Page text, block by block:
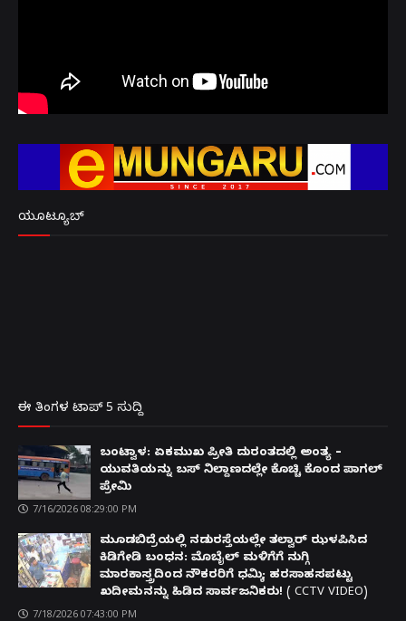
ಯೂಟ್ಯೂಬ್
ಈ ತಿಂಗಳ ಟಾಪ್ 5 ಸುದ್ದಿ
ಬಂಟ್ವಾಳ: ಏಕಮುಖ ಪ್ರೀತಿ ದುರಂತದಲ್ಲಿ ಅಂತ್ಯ –
ಯುವತಿಯನ್ನು ಬಸ್ ನಿಲ್ದಾಣದಲ್ಲೇ ಕೊಚ್ಚಿ ಕೊಂದ ಪಾಗಲ್
ಪ್ರೇಮಿ
7/16/2026 08:29:00 PM
ಮೂಡಬಿದ್ರೆಯಲ್ಲಿ ನಡುರಸ್ತೆಯಲ್ಲೇ ತಲ್ವಾರ್ ಝಳಪಿಸಿದ
ಕಿಡಿಗೇಡಿ ಬಂಧನ: ಮೊಬೈಲ್ ಮಳಿಗೆಗೆ ನುಗ್ಗಿ
ಮಾರಕಾಸ್ತ್ರದಿಂದ ನೌಕರರಿಗೆ ಧಮ್ಕಿ; ಹರಸಾಹಸಪಟ್ಟು
ಖದೀಮನನ್ನು ಹಿಡಿದ ಸಾರ್ವಜನಿಕರು! ( CCTV VIDEO)
7/18/2026 07:43:00 PM